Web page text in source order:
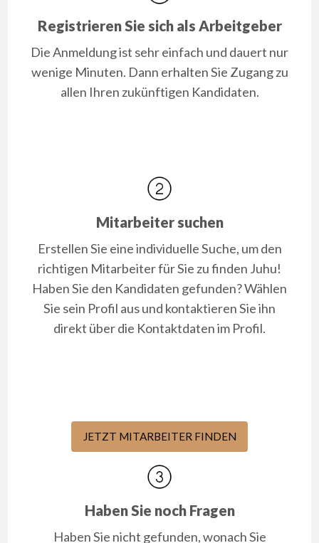
Registrieren Sie sich als Arbeitgeber
Die Anmeldung ist sehr einfach und dauert nur
wenige Minuten. Dann erhalten Sie Zugang zu
allen Ihren zukünftigen Kandidaten.
Mitarbeiter suchen
Erstellen Sie eine individuelle Suche, um den
richtigen Mitarbeiter für Sie zu finden Juhu!
Haben Sie den Kandidaten gefunden? Wählen
Sie sein Profil aus und kontaktieren Sie ihn
direkt über die Kontaktdaten im Profil.
JETZT MITARBEITER FINDEN
Haben Sie noch Fragen
Haben Sie nicht gefunden, wonach Sie